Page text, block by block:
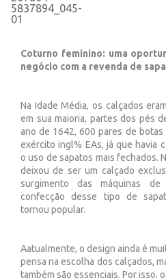
Coturno feminino: uma
negócio com a revenda de
Na Idade Média, os calçados
em sua maioria, partes dos pés
ano de 1642, 600 pares de
exército ingl% EAs, já que havia
o uso de sapatos mais fechados.
deixou de ser um calçado
surgimento das máquinas
confecção desse tipo de
tornou popular.
Aatualmente, o design ainda é
pensa na escolha dos calçados,
também são essenciais. Por isso, o